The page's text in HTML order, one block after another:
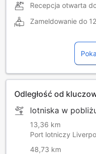
Recepcja otwarta
Zameldowanie do
Odległość od
lotniska w
13,36 km
Port lotniczy
48,73 km